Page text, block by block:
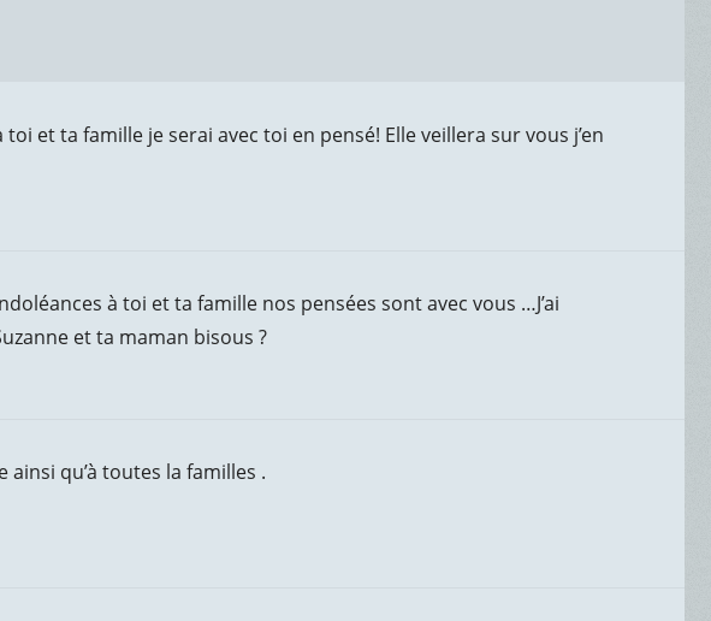
et ta famille je serai avec toi en pensé! Elle veillera sur vous j’en
à toi et ta famille nos pensées sont avec vous …J’ai
et ta maman bisous ?
qu’à toutes la familles .